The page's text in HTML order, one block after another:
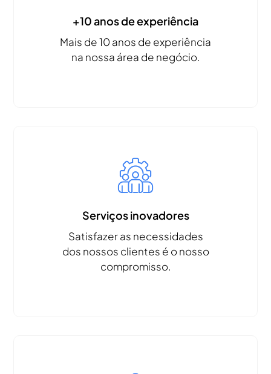
+10 anos de experiência
Mais de 10 anos de experiência
na nossa área de negócio.
Serviços inovadores
Satisfazer as necessidades
dos nossos clientes é o nosso
compromisso.